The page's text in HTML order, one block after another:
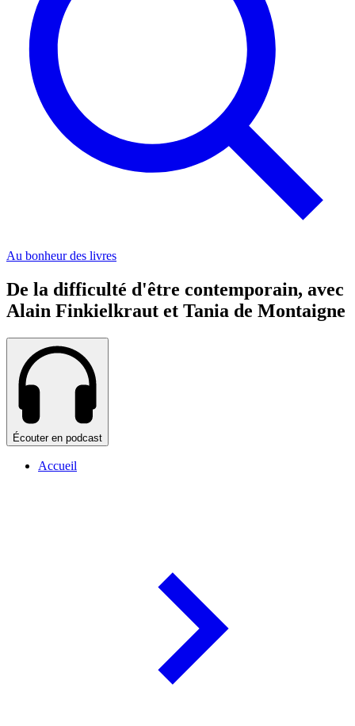
Au bonheur des livres
De la difficulté d'être contemporain, avec
Alain Finkielkraut et Tania de Montaigne
Écouter en podcast
Accueil